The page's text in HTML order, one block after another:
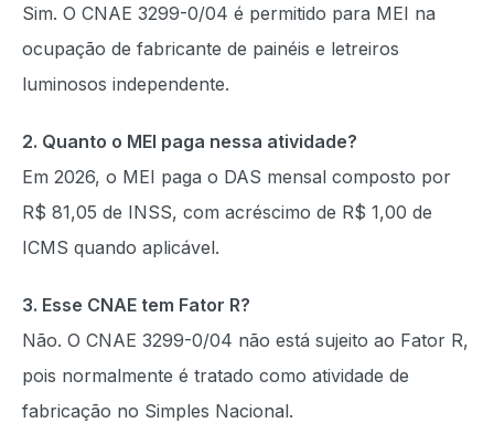
Sim. O CNAE 3299-0/04 é permitido para MEI na
ocupação de fabricante de painéis e letreiros
luminosos independente.
2. Quanto o MEI paga nessa atividade?
Em 2026, o MEI paga o DAS mensal composto por
R$ 81,05 de INSS, com acréscimo de R$ 1,00 de
ICMS quando aplicável.
3. Esse CNAE tem Fator R?
Não. O CNAE 3299-0/04 não está sujeito ao Fator R,
pois normalmente é tratado como atividade de
fabricação no Simples Nacional.